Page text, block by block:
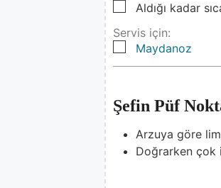
▢
Aldığı kadar
Servis için:
▢
Maydanoz
Şefin Püf
Arzuya göre
Doğrarken çok